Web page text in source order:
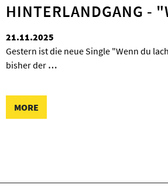
HINTERLANDGANG -
21.11.2025
Gestern ist die neue Single "Wenn du
bisher der …
MORE